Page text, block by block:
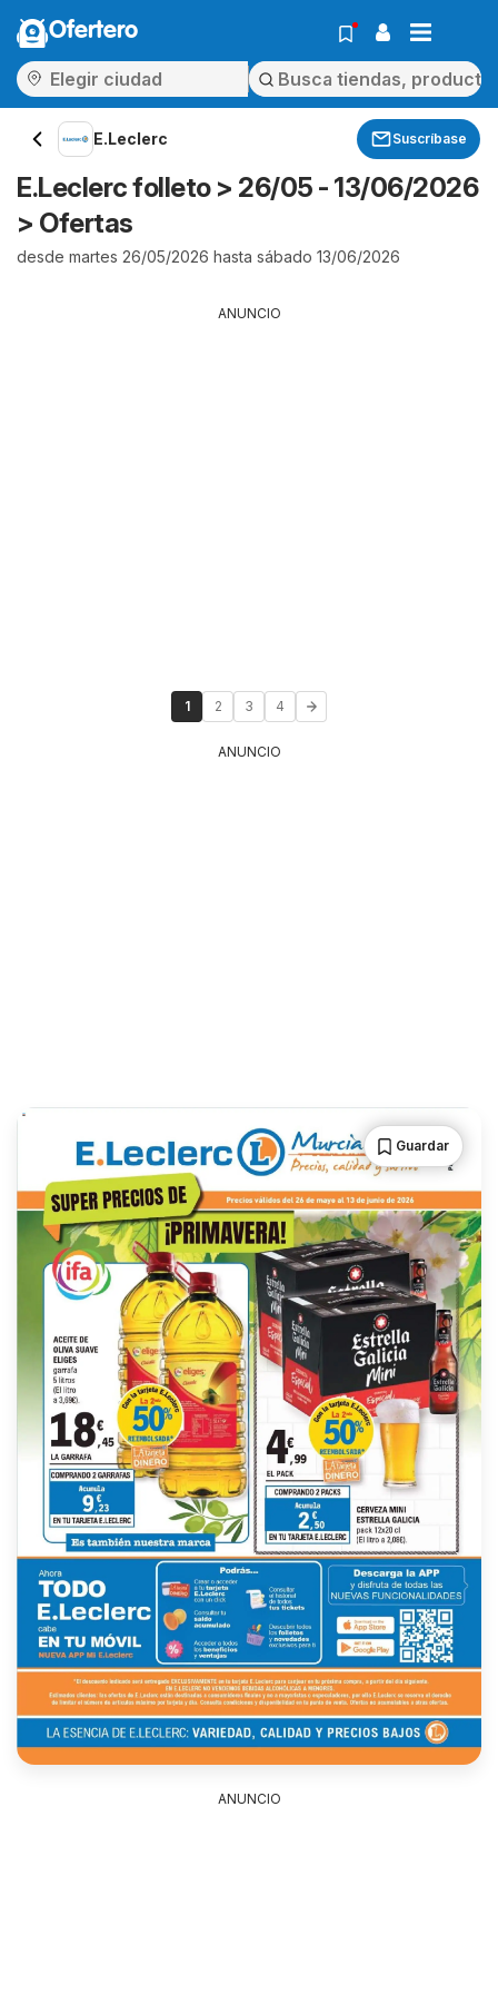
Ofertero
E.Leclerc Suscríbase
E.Leclerc folleto > 26/05 - 13/06/2026
> Ofertas
desde martes 26/05/2026 hasta sábado 13/06/2026
ANUNCIO
1 2 3 4
ANUNCIO
Guardar
ANUNCIO